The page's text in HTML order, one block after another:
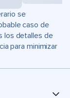
se
caso de
los detalles de
para minimizar